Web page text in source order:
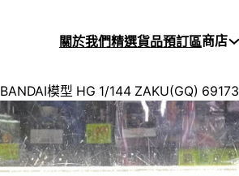
關於我們精選貨品預訂區商店
BANDAI模型 HG 1/144 ZAKU(GQ) 69173